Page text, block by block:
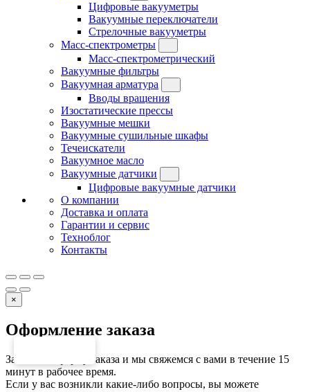
Цифровые вакууметры
Вакуумные переключатели
Стрелочные вакууметры
Масс-спектрометры
Масс-спектрометрический
Вакуумные фильтры
Вакуумная арматура
Вводы вращения
Изостатические прессы
Вакуумные мешки
Вакуумные сушильные шкафы
Течеискатели
Вакуумное масло
Вакуумные датчики
Цифровые вакуумные датчики
О компании
Доставка и оплата
Гарантии и сервис
Техноблог
Контакты
×
Оформление заказа
Заполните форму заказа и мы свяжемся с вами в течение 15
минут в рабочее время.
Если у вас возникли какие-либо вопросы, вы можете